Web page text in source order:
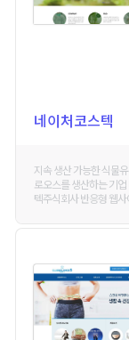
네이처코스텍
지속 생산 가능한 식물
로오스를 생산하는 기
텍주식회사 반응형 웹